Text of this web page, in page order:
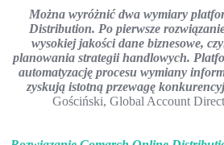
Można wyróżnić dwa wymiary
Distribution. Po pierwsze
wysokiej jakości dane biznesowe,
planowania strategii handlowych.
automatyzację procesu wymiany
zyskują istotną przewagę
Gościński, Global Account